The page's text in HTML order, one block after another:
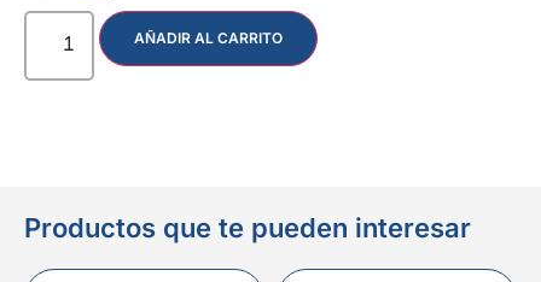
AÑADIR AL CARRITO
Productos que te pueden interesar